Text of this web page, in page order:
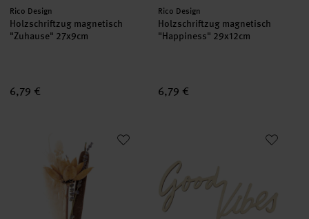
Hersteller:
Rico Design
Holzschriftzug magnetisch
"Zuhause" 27x9cm
6,79 €
Hersteller:
Rico Design
Holzschriftzug magnetisch
"Happiness" 29x12cm
6,79 €
Trockenblumenstrauß natur-orange 30cmHolzschriftzug magnetisch